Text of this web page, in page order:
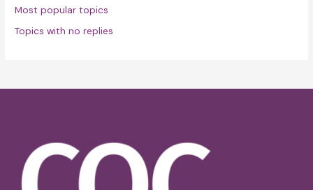
Most popular topics
Topics with no replies